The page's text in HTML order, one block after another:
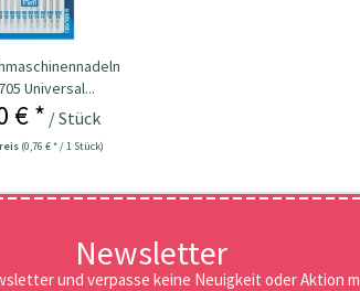
Universal...
€ * / Stück
(0,76 € * / 1 Stück)
Newsletter
und verpasse keine Neuigkeit oder Aktion